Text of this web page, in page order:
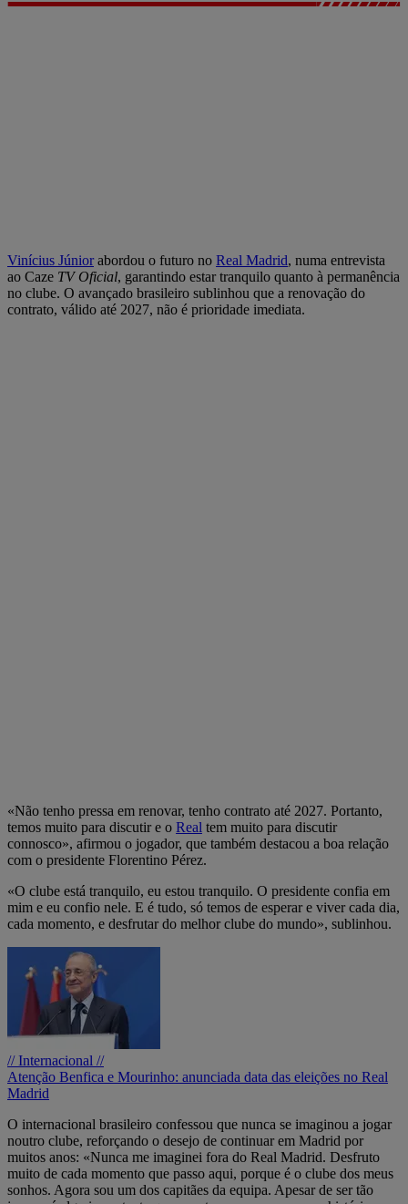
Vinícius Júniorabordou o futuro no Real Madrid, numa entrevista
ao Caze TV Oficial, garantindo estar tranquilo quanto à permanência
no clube. O avançado brasileiro sublinhou que a renovação do
contrato, válido até 2027, não é prioridade imediata.
«Não tenho pressa em renovar, tenho contrato até 2027. Portanto,
temos muito para discutir e o Real tem muito para discutir
connosco», afirmou o jogador, que também destacou a boa relação
com o presidente Florentino Pérez.
«O clube está tranquilo, eu estou tranquilo. O presidente confia em
mim e eu confio nele. E é tudo, só temos de esperar e viver cada dia,
cada momento, e desfrutar do melhor clube do mundo», sublinhou.
// Internacional //
Atenção Benfica e Mourinho: anunciada data das eleições no Real
Madrid
O internacional brasileiro confessou que nunca se imaginou a jogar
noutro clube, reforçando o desejo de continuar em Madrid por
muitos anos: «Nunca me imaginei fora do Real Madrid. Desfruto
muito de cada momento que passo aqui, porque é o clube dos meus
sonhos. Agora sou um dos capitães da equipa. Apesar de ser tão